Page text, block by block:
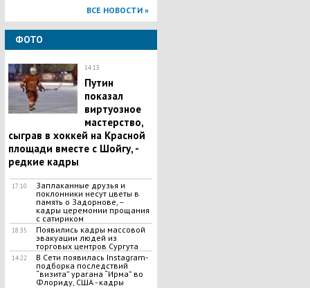
ВСЕ НОВОСТИ »
ФОТО
14:13
Путин
показал
виртуозное
мастерство,
сыграв в хоккей на Красной
площади вместе с Шойгу, -
редкие кадры
17:10
Заплаканные друзья и
поклонники несут цветы в
память о Задорнове, –
кадры церемонии прощания
с сатириком
18:35
Появились кадры массовой
эвакуации людей из
торговых центров Сургута
14:22
В Сети появилась Іnstagram-
подборка последствий
“визита” урагана “Ирма” во
Флориду, США - кадры